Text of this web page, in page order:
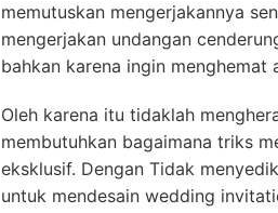
memutuskan mengerjakannya
mengerjakan undangan
bahkan karena ingin menghemat
Oleh karena itu tidaklah
membutuhkan bagaimana triks
eksklusif. Dengan Tidak
untuk mendesain wedding